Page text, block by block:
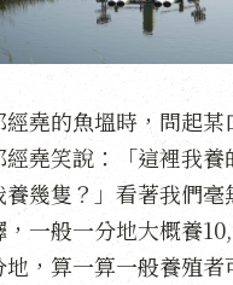
經堯的魚塭時，問起
堯笑說：「這裡我養
幾隻？」看著我們毫
一般一分地大概養
，算一算一般養殖者